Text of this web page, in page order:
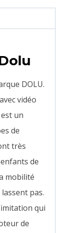
DOLU.
vidéo
un
de
très
de
mobilité
pas.
qui
de